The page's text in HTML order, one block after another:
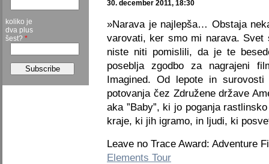
koliko je
dva plus
šest? *
30. december 2011, 18:30
»Narava je najlepša… Obstaja
varovati, ker smo mi narava.
niste niti pomislili, da je te
poseblja zgodbo za nagrajeni
Imagined. Od lepote in
potovanja čez Združene države
aka ”Baby”, ki jo poganja
kraje, ki jih igramo, in ljudi, ki
Leave no Trace Award: Adventure
Elements Tour